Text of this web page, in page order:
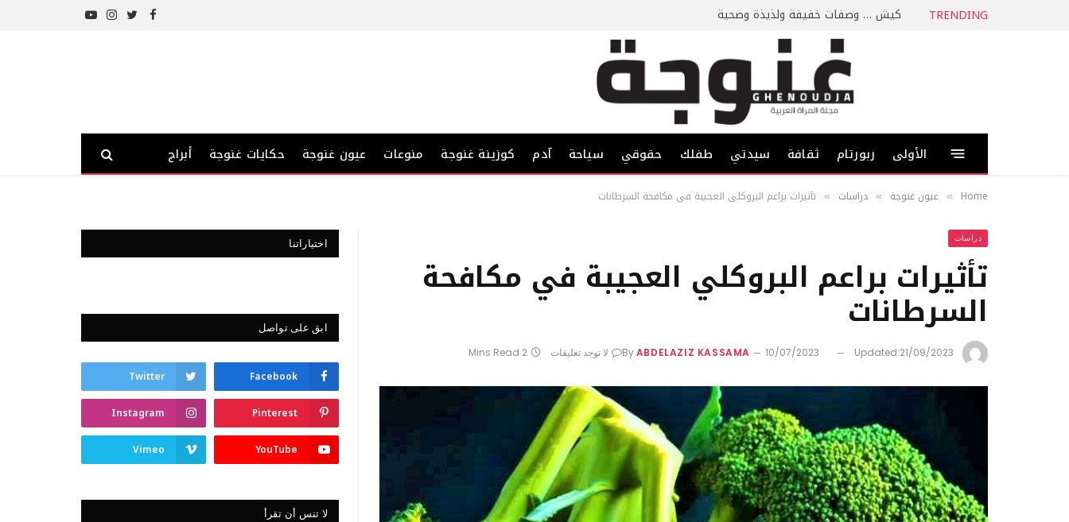
TRENDING كيش … وصفات خفيفة ولذيذة وصحية Facebook
Twitter
Instagram
YouTube
الأولى ربورتام ثقافة سيدتي طفلك حقوقي سياحة آدم كوزينة غنوجة منوعات عيون غنوجة حكايات غنوجة أبراج
Home
» عيون غنوجة » دراسات » تأثيرات براعم البروكلي العجيبة في مكافحة السرطانات
دراسات
تأثيرات براعم البروكلي العجيبة في مكافحة
السرطانات
ByABDELAZIZ KASSAMA 10/07/2023 Updated:21/09/2023 لا توجد تعليقات 2 Mins Read
اختياراتنا
ابق على تواصل
Facebook
Twitter
Pinterest
Instagram
YouTube
Vimeo
لا تنس أن تقرأ